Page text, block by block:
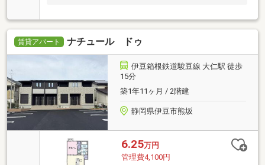
賃貸アパート ナチュール ドゥ
伊豆箱根鉄道駿豆線 大仁駅 徒歩
15分
築1年11ヶ月 / 2階建
静岡県伊豆市熊坂
6.25万円
管理費4,100円